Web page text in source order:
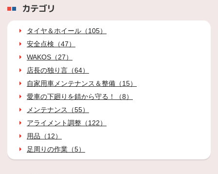
カテゴリ
タイヤ＆ホイール（105）
安全点検（47）
WAKOS（27）
店長の独り言（64）
自家用車メンテナンス＆整備（15）
愛車の下廻りを錆から守る！（8）
メンテナンス（55）
アライメント調整（122）
用品（12）
足周りの作業（5）